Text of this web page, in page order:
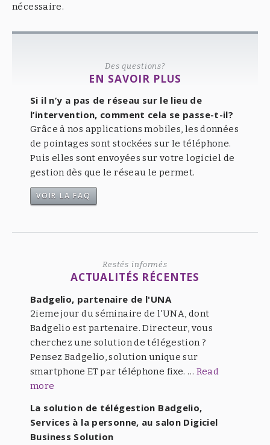
nécessaire.
Des questions?
EN SAVOIR PLUS
Si il n’y a pas de réseau sur le lieu de
l’intervention, comment cela se passe-t-il?
Grâce à nos applications mobiles, les données
de pointages sont stockées sur le téléphone.
Puis elles sont envoyées sur votre logiciel de
gestion dès que le réseau le permet.
VOIR LA FAQ
Restés informés
ACTUALITÉS RÉCENTES
Badgelio, partenaire de l'UNA
2ieme jour du séminaire de l'UNA, dont
Badgelio est partenaire. Directeur, vous
cherchez une solution de télégestion ?
Pensez Badgelio, solution unique sur
smartphone ET par téléphone fixe. … Read
more
La solution de télégestion Badgelio,
Services à la personne, au salon Digiciel
Business Solution